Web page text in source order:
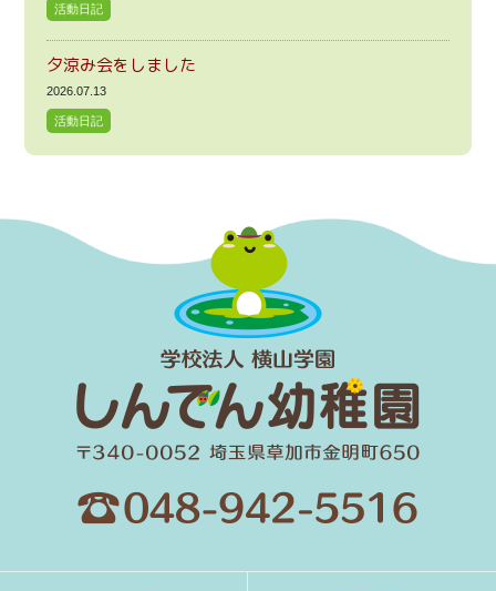
活動日記
夕涼み会をしました
2026.07.13
活動日記